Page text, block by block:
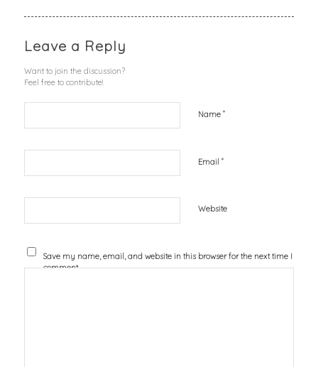
Leave a Reply
Want to join the discussion?
Feel free to contribute!
Name *
Email *
Website
Save my name, email, and website in this browser for the next time I
comment.